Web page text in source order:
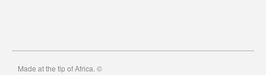
Made at the tip of Africa. ©